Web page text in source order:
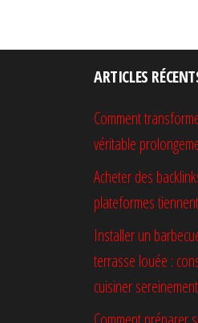
ARTICLES
Comment
véritable
Acheter des
plateformes
Installer un
terrasse louée :
cuisiner sereinement